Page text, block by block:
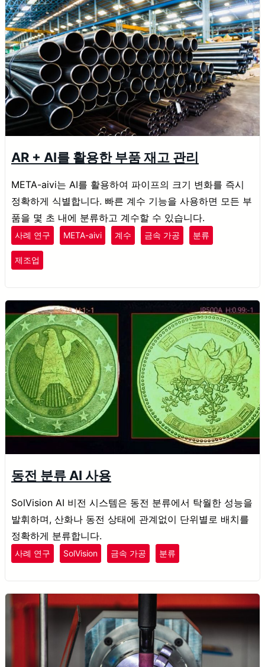
AR + AI를 활용한 부품 재고 관리
META-aivi는 AI를 활용하여 파이프의 크기 변화를 즉시
정확하게 식별합니다. 빠른 계수 기능을 사용하면 모든 부
품을 몇 초 내에 분류하고 계수할 수 있습니다.
사례 연구 META-aivi 계수 금속 가공 분류
제조업
동전 분류 AI 사용
SolVision AI 비전 시스템은 동전 분류에서 탁월한 성능을
발휘하며, 산화나 동전 상태에 관계없이 단위별로 배치를
정확하게 분류합니다.
사례 연구 SolVision 금속 가공 분류